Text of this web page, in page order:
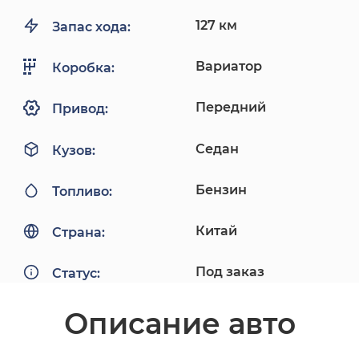
Запас хода: 127 км
Коробка: Вариатор
Привод: Передний
Кузов: Седан
Топливо: Бензин
Страна: Китай
Статус: Под заказ
Описание авто